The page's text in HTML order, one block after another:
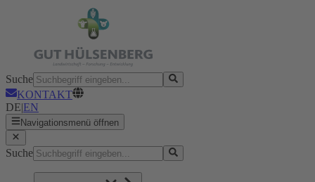
Suche
KONTAKT
DE|EN
Navigationsmenü öffnen
Suche